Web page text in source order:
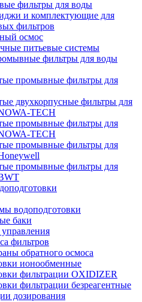
фильтры для воды
и комплектующие для
фильтров
осмос
питьевые системы
фильтры для воды
промывные фильтры для
двухкорпусные фильтры для
TECH
промывные фильтры для
TECH
промывные фильтры для
промывные фильтры для
водоподготовки
баки
фильтров
обратного осмоса
ионообменные
фильтрации OXIDIZER
фильтрации безреагентные
дозирования